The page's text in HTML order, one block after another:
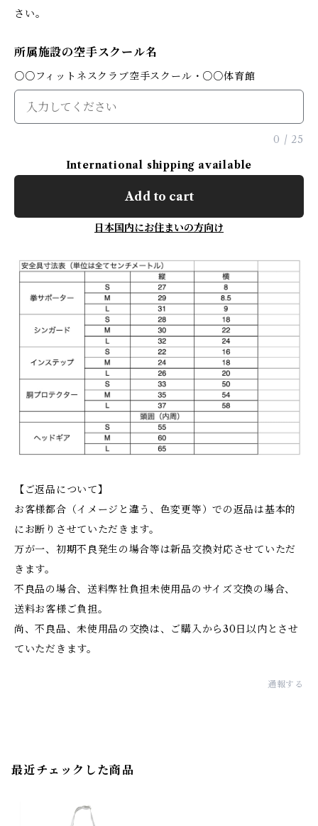
さい。
所属施設の空手スクール名
○○フィットネスクラブ空手スクール・○○体育館
0 / 25
International shipping available
Add to cart
日本国内にお住まいの方向け
【ご返品について】
お客様都合（イメージと違う、色変更等）での返品は基本的
にお断りさせていただきます。
万が一、初期不良発生の場合等は新品交換対応させていただ
きます。
不良品の場合、送料弊社負担未使用品のサイズ交換の場合、
送料お客様ご負担。
尚、不良品、未使用品の交換は、ご購入から30日以内とさせ
ていただきます。
通報する
最近チェックした商品